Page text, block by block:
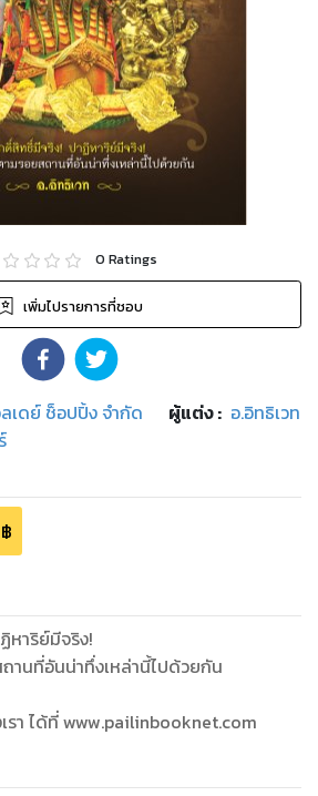
0 Ratings
เพิ่มไปรายการที่ชอบ
เดย์ ช็อปปิ้ง จำกัด ผู้แต่ง : อ.อิทธิเวท
฿
หาริย์มีจริง!
านที่อันน่าทึ่งเหล่านี้ไปด้วยกัน
รา ได้ที่ www.pailinbooknet.com